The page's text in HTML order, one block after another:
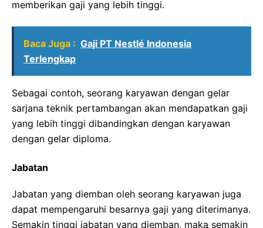
memberikan gaji yang lebih tinggi.
Baca Juga : Gaji PT Nestlé Indonesia
Terlengkap
Sebagai contoh, seorang karyawan dengan gelar
sarjana teknik pertambangan akan mendapatkan gaji
yang lebih tinggi dibandingkan dengan karyawan
dengan gelar diploma.
Jabatan
Jabatan yang diemban oleh seorang karyawan juga
dapat mempengaruhi besarnya gaji yang diterimanya.
Semakin tinggi jabatan yang diemban, maka semakin